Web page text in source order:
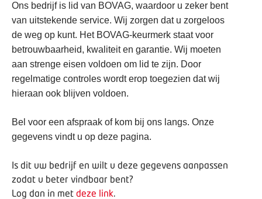
Ons bedrijf is lid van BOVAG, waardoor u zeker bent
van uitstekende service. Wij zorgen dat u zorgeloos
de weg op kunt. Het BOVAG-keurmerk staat voor
betrouwbaarheid, kwaliteit en garantie. Wij moeten
aan strenge eisen voldoen om lid te zijn. Door
regelmatige controles wordt erop toegezien dat wij
hieraan ook blijven voldoen.
Bel voor een afspraak of kom bij ons langs. Onze
gegevens vindt u op deze pagina.
Is dit uw bedrijf en wilt u deze gegevens aanpassen
zodat u beter vindbaar bent?
Log dan in met deze link.